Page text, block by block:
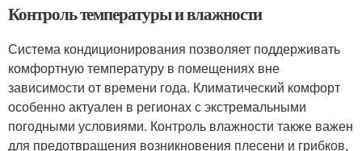
Контроль температуры и влажности
Система кондиционирования позволяет поддерживать
комфортную температуру в помещениях вне
зависимости от времени года. Климатический комфорт
особенно актуален в регионах с экстремальными
погодными условиями. Контроль влажности также важен
для предотвращения возникновения плесени и грибков,